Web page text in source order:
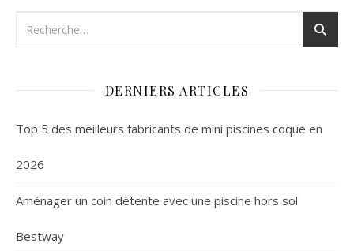
DERNIERS ARTICLES
Top 5 des meilleurs fabricants de mini piscines coque en
2026
Aménager un coin détente avec une piscine hors sol
Bestway